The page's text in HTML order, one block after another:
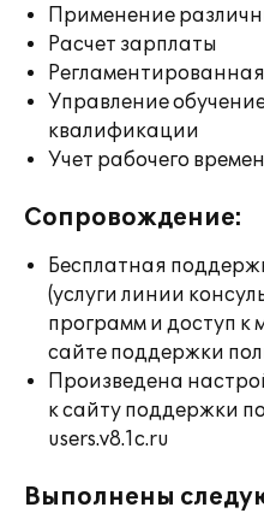
Применение
Расчет зарплаты
Управление
квалификации
Учет рабочего
Сопровождение:
Бесплатная
(услуги линии
программ и доступ к
сайте поддержки
Произведена
к сайту поддержки
users.v8.1c.ru
Выполнены